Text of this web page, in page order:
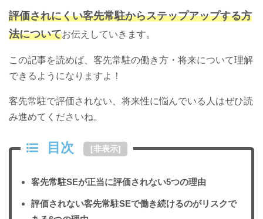
評価されにくい客先常駐からステップアップする方
法についてお伝えしていきます。
この記事を読めば、客先常駐の働き方・将来について理解
できるようになりますよ！
客先常駐で評価されない、将来性に悩んでいる人はぜひ読
み進めてくださいね。
目次 [非表示]
客先常駐SEが正当に評価されない5つの理由
評価されない客先常駐SEで働き続けるのがリスクで